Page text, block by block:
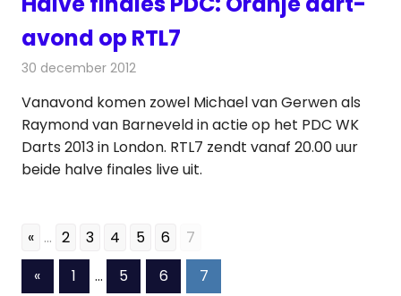
avond op RTL7
30 december 2012
Vanavond komen zowel Michael van Gerwen als
Raymond van Barneveld in actie op het PDC WK
Darts 2013 in London. RTL7 zendt vanaf 20.00 uur
beide halve finales live uit.
« ... 2 3 4 5 6 7
Berichten
«Vorige1 … 5 6 7